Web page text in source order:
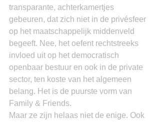
transparante, achterkamertjes
gebeuren, dat zich niet in de privésfeer
op het maatschappelijk middenveld
begeeft. Nee, het oefent rechtstreeks
invloed uit op het democratisch
openbaar bestuur en ook in de private
sector, ten koste van het algemeen
belang. Het is de puurste vorm van
Family & Friends.
Maar ze zijn helaas niet de enige. Ook